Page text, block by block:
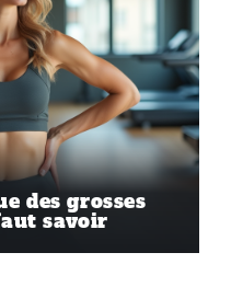
des grosses
savoir